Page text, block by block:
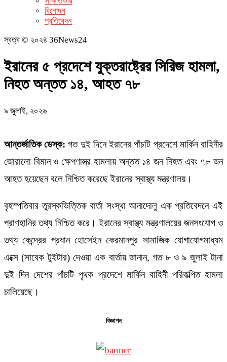
বিনোদন
প্রতিবেদন
স্বত্ব © ২০২৪ 36News24
ইরানের ৫ প্রদেশে যুক্তরাষ্ট্রের সিরিজ হামলা,
নিহত অন্তত ১৪, আহত ৭৮
৯ জুলাই, ২০২৬
আন্তর্জাতিক ডেস্ক: গত দুই দিনে ইরানের পাঁচটি প্রদেশে মার্কিন বাহিনীর
জোরালো বিমান ও ক্ষেপণাস্ত্র হামলায় অন্তত ১৪ জন নিহত এবং ৭৮ জন
আহত হয়েছেন বলে নিশ্চিত করেছে ইরানের স্বাস্থ্য মন্ত্রণালয়।
বৃহস্পতিবার তুরস্কভিত্তিক বার্তা সংস্থা আনাদোলু এক প্রতিবেদনে এই
প্রাণহানির তথ্য নিশ্চিত করে। ইরানের স্বাস্থ্য মন্ত্রণালয়ের জনসংযোগ ও
তথ্য কেন্দ্রের প্রধান হোসেইন কেরমানপুর সামাজিক যোগাযোগমাধ্যম
এক্সে (সাবেক টুইটার) দেওয়া এক বার্তায় জানান, গত ৮ ও ৯ জুলাই টানা
দুই দিন দেশের পাঁচটি পৃথক প্রদেশে মার্কিন বাহিনী পরিকল্পিত হামলা
চালিয়েছে।
বিজ্ঞাপন